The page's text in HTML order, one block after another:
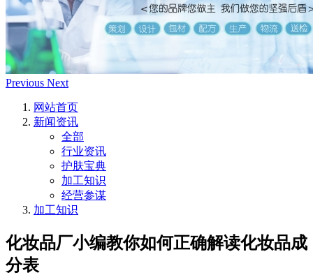
Previous Next
网站首页
新闻资讯
全部
行业资讯
护肤宝典
加工知识
经营参谋
加工知识
化妆品厂小编教你如何正确解读化妆品成
分表